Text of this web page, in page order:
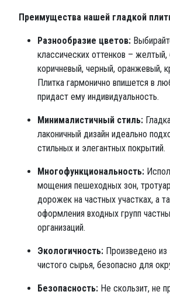
Преимущества нашей гладкой
Разнообразие цветов:
классических оттенков –
коричневый, черный, оранжевый,
Плитка гармонично впишется в
придаст ему индивидуальность.
Минималистичный стиль:
лаконичный дизайн идеально
стильных и элегантных покрытий.
Многофункциональность:
мощения пешеходных зон,
дорожек на частных участках, а
оформления входных групп
организаций.
Экологичность: Произведено из
чистого сырья, безопасно для
Безопасность: Не скользит, не